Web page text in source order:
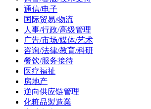
通信/电子
国际贸易/物流
人事/行政/高级管理
广告/市场/媒体/艺术
咨询/法律/教育/科研
餐饮/服务接待
医疗福祉
房地产
逆向供应链管理
化粧品製造業